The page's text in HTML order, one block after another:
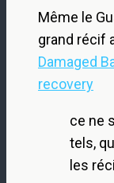
Même le
grand récif
Damaged
recovery
ce ne
tels,
les